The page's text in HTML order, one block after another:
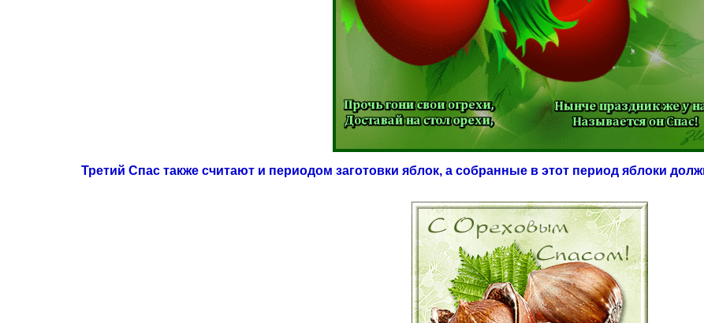
Третий Спас также считают и периодом заготовки яблок, а собранные в этот период яблоки